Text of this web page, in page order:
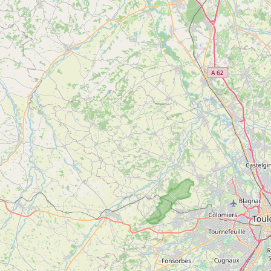
Accès internet Wifi gratuit
Conforts
Cuisine Cheminée / Poêle Lits superposés
Lave linge collectif Réfrigérateur Sèche linge collectif
Micro-ondes Chambre familiale